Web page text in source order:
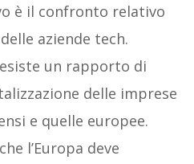
è il confronto relativo
aziende tech.
un rapporto di
delle imprese
e quelle europee.
l’Europa deve